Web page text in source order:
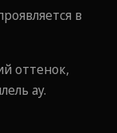
в
оттенок,
ay.